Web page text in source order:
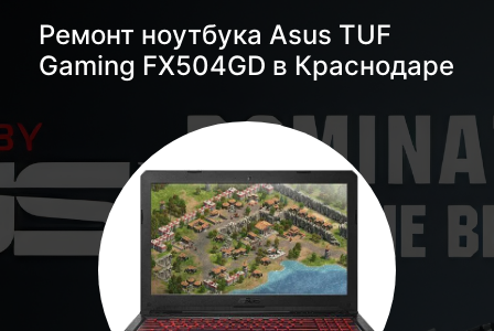
Ремонт ноутбука Asus TUF
Gaming FX504GD в Краснодаре